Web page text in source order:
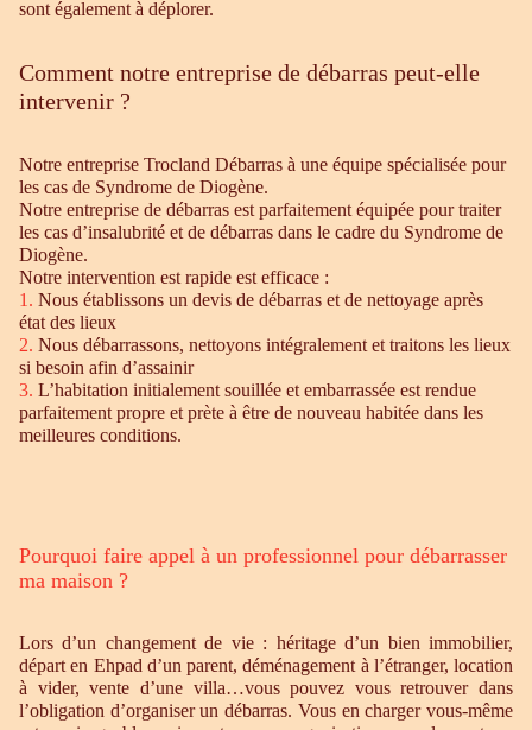
sont également à déplorer.
Comment notre entreprise de débarras peut-elle
intervenir ?
Notre entreprise Trocland Débarras à une équipe spécialisée pour
les cas de Syndrome de Diogène.
Notre entreprise de débarras est parfaitement équipée pour traiter
les cas d’insalubrité et de débarras dans le cadre du Syndrome de
Diogène.
Notre intervention est rapide est efficace :
1. Nous établissons un devis de débarras et de nettoyage après
état des lieux
2. Nous débarrassons, nettoyons intégralement et traitons les lieux
si besoin afin d’assainir
3. L’habitation initialement souillée et embarrassée est rendue
parfaitement propre et prète à être de nouveau habitée dans les
meilleures conditions.
Pourquoi faire appel à un professionnel pour débarrasser
ma maison ?
Lors d’un changement de vie : héritage d’un bien immobilier,
départ en Ehpad d’un parent, déménagement à l’étranger, location
à vider, vente d’une villa…vous pouvez vous retrouver dans
l’obligation d’organiser un débarras. Vous en charger vous-même